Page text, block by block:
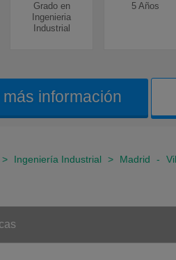
Grado en
Ingenieria
Industrial
5 Años
información
> Ingeniería Industrial > Madrid -